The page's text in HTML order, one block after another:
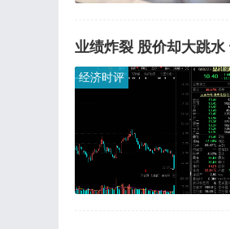
业绩炸裂 股价却大跳
经济时评